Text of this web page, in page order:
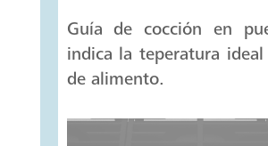
Guía de cocción en
indica la teperatura
de alimento.